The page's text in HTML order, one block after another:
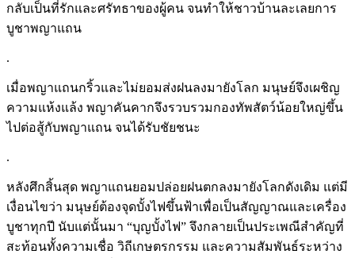
กลับเป็นที่รักและศรัทธาของผู้คน จนทำให้ชาวบ้านละเลยการ
บูชาพญาแถน
.
เมื่อพญาแถนกริ้วและไม่ยอมส่งฝนลงมายังโลก มนุษย์จึงเผชิญ
ความแห้งแล้ง พญาคันคากจึงรวบรวมกองทัพสัตว์น้อยใหญ่ขึ้น
ไปต่อสู้กับพญาแถน จนได้รับชัยชนะ
.
หลังศึกสิ้นสุด พญาแถนยอมปล่อยฝนตกลงมายังโลกดังเดิม แต่มี
เงื่อนไขว่า มนุษย์ต้องจุดบั้งไฟขึ้นฟ้าเพื่อเป็นสัญญาณและเครื่อง
บูชาทุกปี นับแต่นั้นมา “บุญบั้งไฟ” จึงกลายเป็นประเพณีสำคัญที่
สะท้อนทั้งความเชื่อ วิถีเกษตรกรรม และความสัมพันธ์ระหว่าง